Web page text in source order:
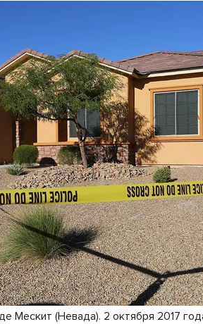
Мескит (Невада). 2 октября 2017